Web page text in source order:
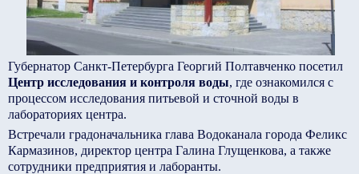
Губернатор Санкт-Петербурга Георгий Полтавченко посетил
Центр исследования и контроля воды, где ознакомился с
процессом исследования питьевой и сточной воды в
лабораториях центра.
Встречали градоначальника глава Водоканала города Феликс
Кармазинов, директор центра Галина Глущенкова, а также
сотрудники предприятия и лаборанты.